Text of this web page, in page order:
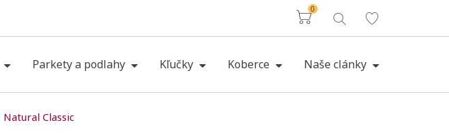
Košík
0
Parkety a podlahy Kľučky Koberce Naše clánky
Natural Classic